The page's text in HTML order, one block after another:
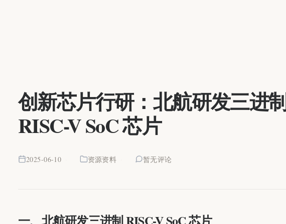
创新芯片行研：北航研发三进
RISC-V SoC 芯片
2025-06-10 资源资料 暂无评论
一、北航研发三进制 RISC-V SoC 芯片